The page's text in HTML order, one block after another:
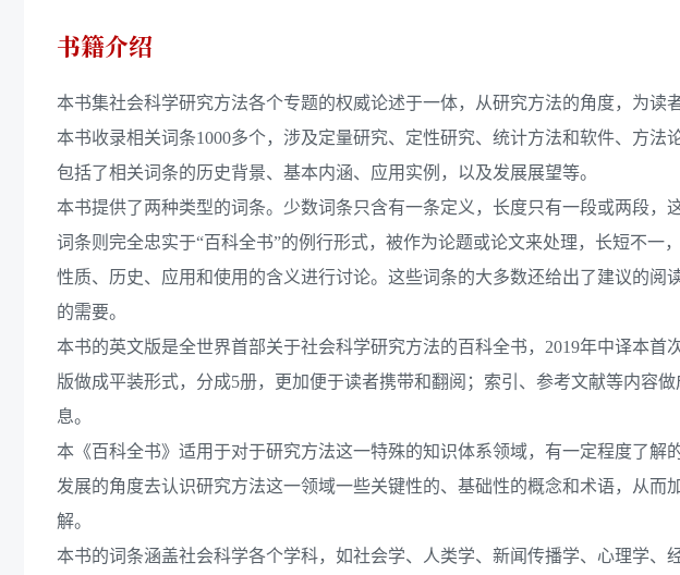
书籍介绍
本书集社会科学研究方法各个专题的权威论述于一体，从研究方法的角度，为读
本书收录相关词条1000多个，涉及定量研究、定性研究、统计方法和软件、方
包括了相关词条的历史背景、基本内涵、应用实例，以及发展展望等。
本书提供了两种类型的词条。少数词条只含有一条定义，长度只有一段或两段，
词条则完全忠实于“百科全书”的例行形式，被作为论题或论文来处理，长短不一
性质、历史、应用和使用的含义进行讨论。这些词条的大多数还给出了建议的阅
的需要。
本书的英文版是全世界首部关于社会科学研究方法的百科全书，2019年中译本首
版做成平装形式，分成5册，更加便于读者携带和翻阅；索引、参考文献等内容
息。
本《百科全书》适用于对于研究方法这一特殊的知识体系领域，有一定程度了解
发展的角度去认识研究方法这一领域一些关键性的、基础性的概念和术语，从而
解。
本书的词条涵盖社会科学各个学科，如社会学、人类学、新闻传播学、心理学、